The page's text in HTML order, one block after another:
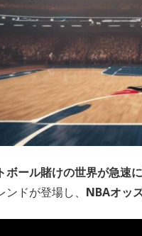
ボール賭けの世界が急速
ドが登場し、 NBAオッ